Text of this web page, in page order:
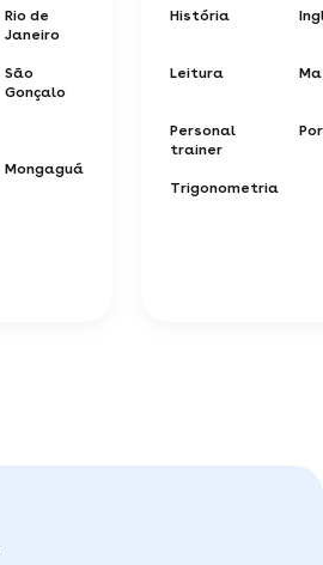
Rio de
Janeiro
São
Gonçalo
Mongaguá
História
Leitura
Personal
trainer
Trigonometria